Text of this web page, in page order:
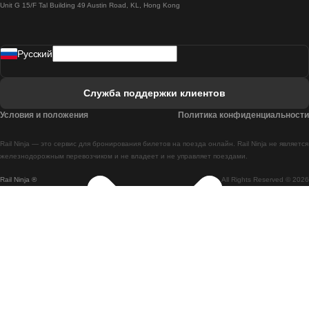
Поезд Лиссабон - Мадрид
Поезд Лиссабон - Брага
Поезд Брага - Лиссабон
Unit G 15/F Tal Building 49 Austin Road, KL, Hong Kong
Rail Ninja ® All Rights Reserved © 2026
Rail Ninja — это сервис для бронирования билетов на поезда онлайн. Rail Ninja не является
железнодорожным перевозчиком и не владеет и не управляет поездами.
Pусский
Служба поддержки клиентов
Условия и положения Политика конфиденциальности